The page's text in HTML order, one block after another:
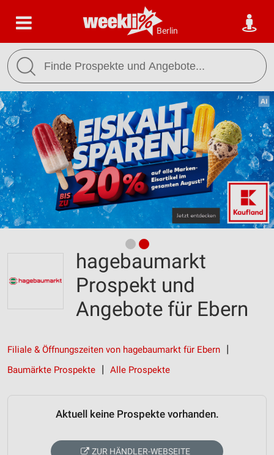
Berlin
hagebaumarkt
Prospekt und
Angebote für Ebern
Filiale & Öffnungszeiten von hagebaumarkt für Ebern
Baumärkte Prospekte
Alle Prospekte
Aktuell keine Prospekte vorhanden.
ZUR HÄNDLER-WEBSEITE